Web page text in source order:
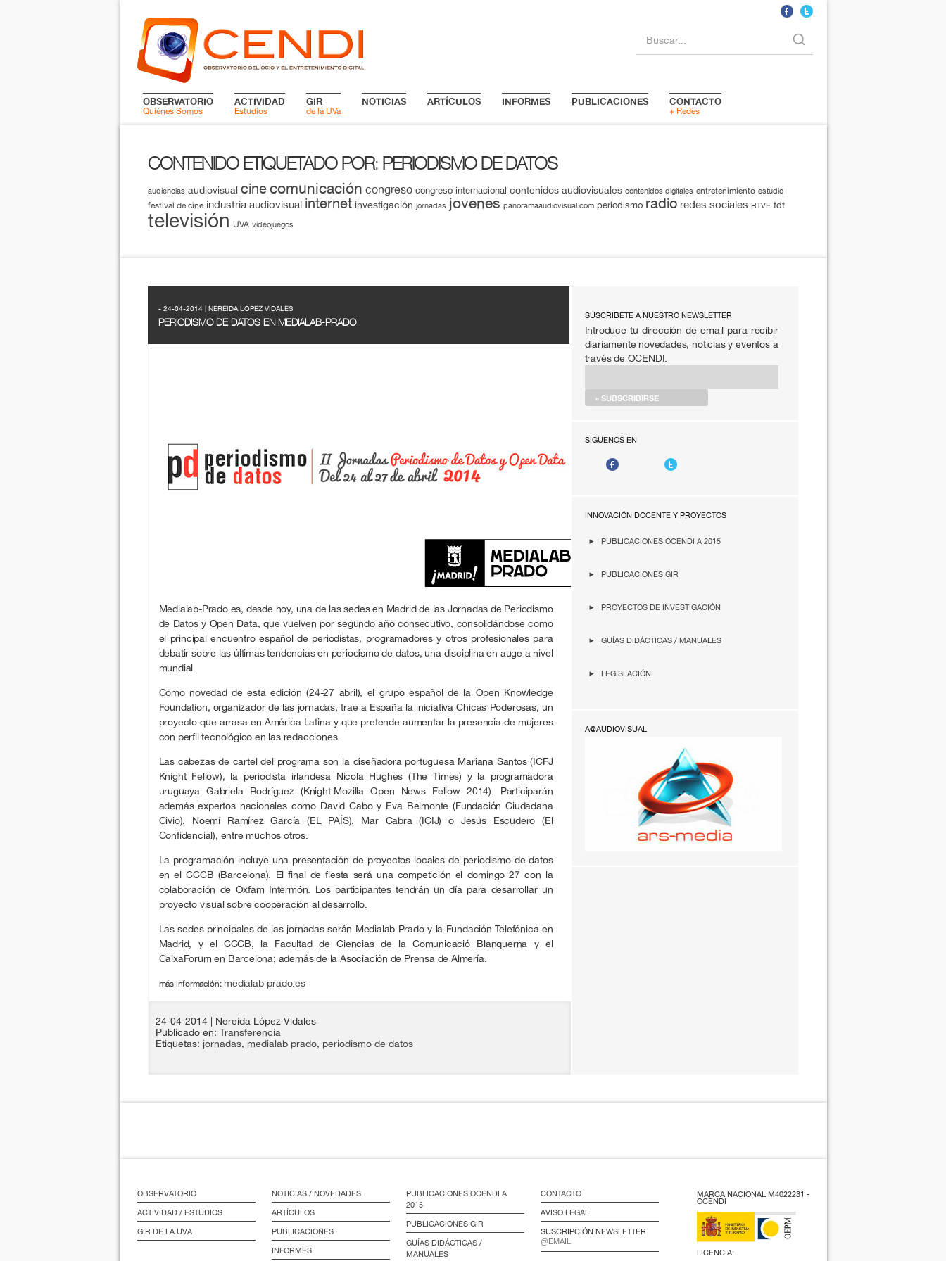
Buscar...
OBSERVATORIO
Quiénes Somos
ACTIVIDAD
Estudios
GIR
de la UVa
NOTICIAS ARTÍCULOS INFORMES PUBLICACIONES CONTACTO
+ Redes
CONTENIDO ETIQUETADO POR: PERIODISMO DE DATOS
audiencias audiovisual cinecomunicación congreso congreso internacional contenidos audiovisuales contenidos digitales entretenimiento estudio
festival de cine industria audiovisual internet investigación jornadas jovenes panoramaaudiovisual.com periodismo radio redes sociales RTVE tdt
televisión UVA videojuegos
SÚSCRIBETE A NUESTRO NEWSLETTER
Introduce tu dirección de email para recibir
diariamente novedades, noticias y eventos a
través de OCENDI.
SÍGUENOS EN
INNOVACIÓN DOCENTE Y PROYECTOS
PUBLICACIONES OCENDI A 2015
PUBLICACIONES GIR
PROYECTOS DE INVESTIGACIÓN
GUÍAS DIDÁCTICAS / MANUALES
LEGISLACIÓN
A@AUDIOVISUAL
- 24-04-2014 | NEREIDA LÓPEZ VIDALES
PERIODISMO DE DATOS EN MEDIALAB-PRADO
Medialab-Prado es, desde hoy, una de las sedes en Madrid de las Jornadas de Periodismo
de Datos y Open Data, que vuelven por segundo año consecutivo, consolidándose como
el principal encuentro español de periodistas, programadores y otros profesionales para
debatir sobre las últimas tendencias en periodismo de datos, una disciplina en auge a nivel
mundial.
Como novedad de esta edición (24-27 abril), el grupo español de la Open Knowledge
Foundation, organizador de las jornadas, trae a España la iniciativa Chicas Poderosas, un
proyecto que arrasa en América Latina y que pretende aumentar la presencia de mujeres
con perfil tecnológico en las redacciones.
Las cabezas de cartel del programa son la diseñadora portuguesa Mariana Santos (ICFJ
Knight Fellow), la periodista irlandesa Nicola Hughes (The Times) y la programadora
uruguaya Gabriela Rodríguez (Knight-Mozilla Open News Fellow 2014). Participarán
además expertos nacionales como David Cabo y Eva Belmonte (Fundación Ciudadana
Civio), Noemí Ramírez García (EL PAÍS), Mar Cabra (ICIJ) o Jesús Escudero (El
Confidencial), entre muchos otros.
La programación incluye una presentación de proyectos locales de periodismo de datos
en el CCCB (Barcelona). El final de fiesta será una competición el domingo 27 con la
colaboración de Oxfam Intermón. Los participantes tendrán un día para desarrollar un
proyecto visual sobre cooperación al desarrollo.
Las sedes principales de las jornadas serán Medialab Prado y la Fundación Telefónica en
Madrid, y el CCCB, la Facultad de Ciencias de la Comunicació Blanquerna y el
CaixaForum en Barcelona; además de la Asociación de Prensa de Almería.
más información: medialab-prado.es
24-04-2014
| Nereida López Vidales
Publicado en: Transferencia
Etiquetas: jornadas, medialab prado, periodismo de datos
OBSERVATORIO
ACTIVIDAD / ESTUDIOS
GIR DE LA UVA
NOTICIAS / NOVEDADES
ARTÍCULOS
PUBLICACIONES
INFORMES
PUBLICACIONES OCENDI A
2015
PUBLICACIONES GIR
GUÍAS DIDÁCTICAS /
MANUALES
CONTACTO
AVISO LEGAL
SUSCRIPCIÓN NEWSLETTER
MARCA NACIONAL M4022231 -
OCENDI
LICENCIA: